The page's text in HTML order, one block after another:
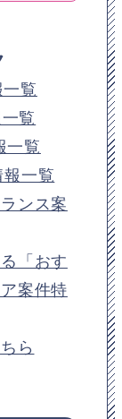
覧
覧
一覧
一覧
ンス案
「おす
案件特
ら